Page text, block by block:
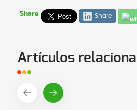
Share Share
Artículos